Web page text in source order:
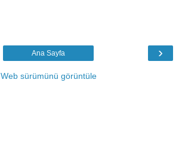
›
Ana Sayfa
Web sürümünü görüntüle